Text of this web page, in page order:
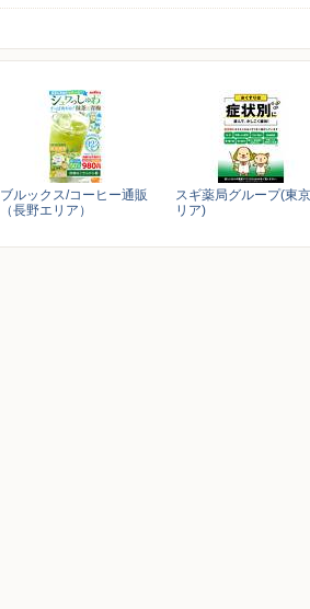
ブルックス/コーヒー通販
（長野エリア）
スギ薬局グループ(東
リア)